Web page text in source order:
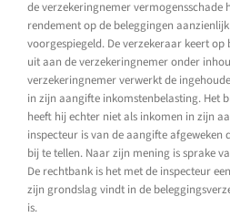
de verzekeringnemer vermogensschade
rendement op de beleggingen
voorgespiegeld. De verzekeraar keert op
uit aan de verzekeringnemer onder
verzekeringnemer verwerkt de
in zijn aangifte inkomstenbelasting. Het
heeft hij echter niet als inkomen in zijn
inspecteur is van de aangifte
bij te tellen. Naar zijn mening is sprake
De rechtbank is het met de inspecteur
zijn grondslag vindt in de
is.